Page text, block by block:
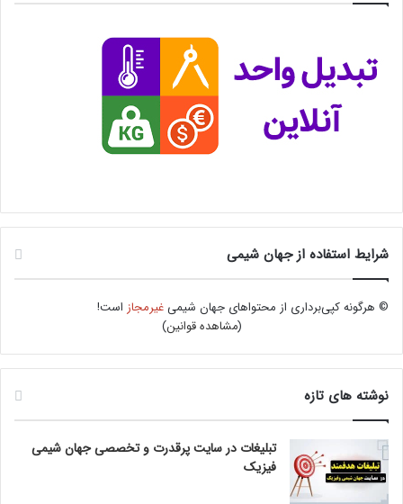
شرایط استفاده از جهان شیمی
© هرگونه کپی‌برداری از محتواهای جهان شیمیغیرمجاز است!
(مشاهده قوانین)
نوشته های تازه
تبلیغات در سایت پرقدرت و تخصصی جهان شیمی
فیزیک